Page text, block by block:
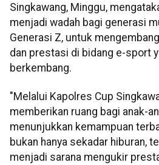
Singkawang, Minggu,
menjadi wadah bagi generasi
Generasi Z, untuk
dan prestasi di bidang e-sport
berkembang.
"Melalui Kapolres Cup
memberikan ruang bagi anak-
menunjukkan kemampuan
bukan hanya sekadar hiburan,
menjadi sarana mengukir